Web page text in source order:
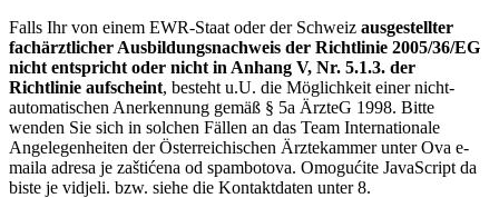
Falls Ihr von einem EWR-Staat oder der Schweiz ausgestellter
fachärztlicher Ausbildungsnachweis der Richtlinie 2005/36/EG
nicht entspricht oder nicht in Anhang V, Nr. 5.1.3. der
Richtlinie aufscheint, besteht u.U. die Möglichkeit einer nicht-
automatischen Anerkennung gemäß § 5a ÄrzteG 1998. Bitte
wenden Sie sich in solchen Fällen an das Team Internationale
Angelegenheiten der Österreichischen Ärztekammer unterOva e-
maila adresa je zaštićena od spambotova. Omogućite JavaScript da
biste je vidjeli. bzw. siehe die Kontaktdaten unter 8.